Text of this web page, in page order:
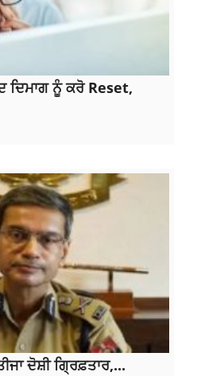
ਦਿਮਾਗ ਨੂੰ ਕਰੋ Reset,
ਦੋਸ਼ੀ ਗ੍ਰਿਫ਼ਤਾਰ,...